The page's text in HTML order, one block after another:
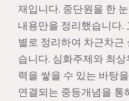
재입니다. 중단원을 한
내용만을 정리했습니다.
별로 정리하여 차근차근
습니다. 심화주제와 최
력을 쌓을 수 있는 바탕
연결되는 중등개념을 통